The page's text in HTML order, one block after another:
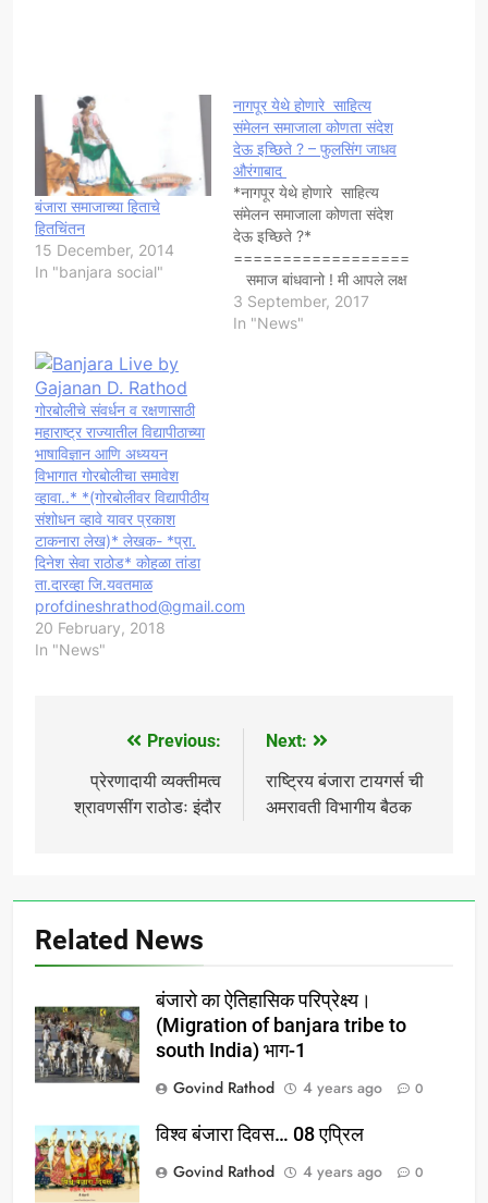
बंजारा समाजाच्या हिताचे
हितचिंतन
15 December, 2014
In "banjara social"
नागपूर येथे होणारे साहित्य
संमेलन समाजाला कोणता संदेश
देऊ इच्छिते ? – फुलसिंग जाधव
औरंगाबाद
*नागपूर येथे होणारे साहित्य
संमेलन समाजाला कोणता संदेश
देऊ इच्छिते ?*
======================
समाज बांधवानो ! मी आपले लक्ष
नागपूर येथे होणाऱ्या साहित्य
संमेलनाकडे मुद्दाम वेधु इच्छित
3 September, 2017
In "News"
गोरबोलीचे संवर्धन व रक्षणासाठी
महाराष्ट्र राज्यातील विद्यापीठाच्या
भाषाविज्ञान आणि अध्ययन
विभागात गोरबोलीचा समावेश
व्हावा..* *(गोरबोलीवर विद्यापीठीय
संशोधन व्हावे यावर प्रकाश
टाकनारा लेख)* लेखक- *प्रा.
दिनेश सेवा राठोड* कोहळा तांडा
ता.दारव्हा जि.यवतमाळ
profdineshrathod@gmail.com
20 February, 2018
In "News"
navigation
Previous:
प्रेरणादायी व्यक्तीमत्व
श्रावणसींग राठोडः इंदौर
Next:
राष्ट्रिय बंजारा टायगर्स ची
अमरावती विभागीय बैठक
Related News
बंजारो का ऐतिहासिक परिप्रेक्ष्य।
(Migration of banjara tribe to
south India) भाग-1
Govind Rathod
4 years ago 0
विश्व बंजारा दिवस… 08 एप्रिल
Govind Rathod
4 years ago 0